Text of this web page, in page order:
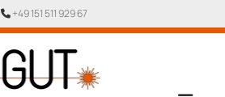
 +49 151 511 929 67